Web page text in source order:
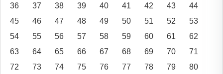
36
37 38 39 40 41 42 43
44
45
46 47 48 49 50 51 52
53
54
55 56 57 58 59 60 61
62
63
64 65 66 67 68 69 70
71
72
73 74 75 76 77 78 79 80